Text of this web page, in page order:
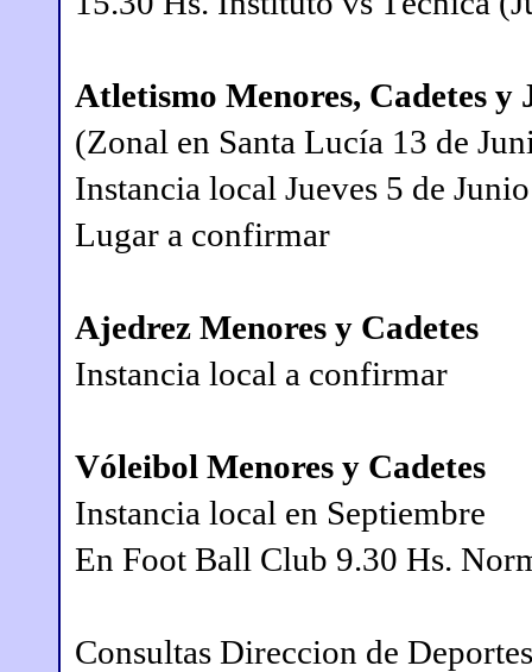
Atletismo Menores, Cadetes y
(Zonal en Santa Lucía 13 de
Instancia local Jueves 5 de Junio
Lugar a confirmar
Ajedrez Menores y Cadetes
Instancia local a confirmar
Vóleibol Menores y Cadetes
Instancia local en Septiembre
En Foot Ball Club 9.30 Hs.
Consultas Direccion de